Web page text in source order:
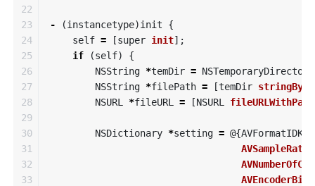
22
23
24
25
26
27
28
29
30
31
32
33
- (instancetype)init
{
self = [super init];
if
(self)
{
NSString *temDir = NSTemporaryDirectory
NSString *filePath = [temDir
NSURL
*fileURL = [NSURL fileURLWithPath
NSDictionary *setting = @{AVFormatIDKey